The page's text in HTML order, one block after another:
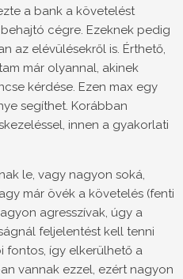
a bank a követelést
cégre. Ezeknek pedig
az elévülésekről is. Érthető,
már olyannal, akinek
kérdése. Ezen max egy
segíthet. Korábban
innen a gyakorlati
le, vagy nagyon soká,
már övék a követelés (fenti
agresszívak, úgy a
feljelentést kell tenni
fontos, így elkerülhető a
vannak ezzel, ezért nagyon